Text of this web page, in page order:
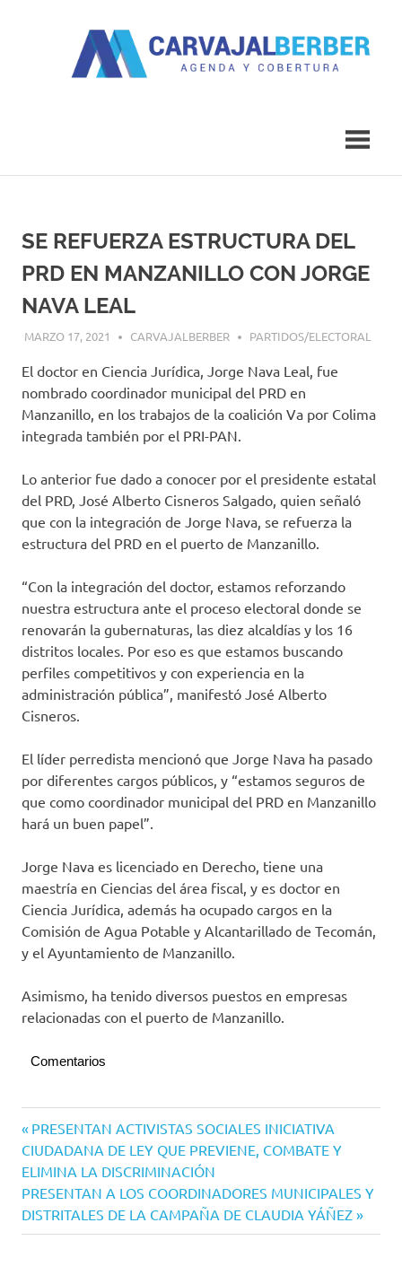
SE REFUERZA ESTRUCTURA DEL
PRD EN MANZANILLO CON JORGE
NAVA LEAL
MARZO 17, 2021 CARVAJALBERBER PARTIDOS/ELECTORAL
El doctor en Ciencia Jurídica, Jorge Nava Leal, fue
nombrado coordinador municipal del PRD en
Manzanillo, en los trabajos de la coalición Va por Colima
integrada también por el PRI-PAN.
Lo anterior fue dado a conocer por el presidente estatal
del PRD, José Alberto Cisneros Salgado, quien señaló
que con la integración de Jorge Nava, se refuerza la
estructura del PRD en el puerto de Manzanillo.
“Con la integración del doctor, estamos reforzando
nuestra estructura ante el proceso electoral donde se
renovarán la gubernaturas, las diez alcaldías y los 16
distritos locales. Por eso es que estamos buscando
perfiles competitivos y con experiencia en la
administración pública”, manifestó José Alberto
Cisneros.
El líder perredista mencionó que Jorge Nava ha pasado
por diferentes cargos públicos, y “estamos seguros de
que como coordinador municipal del PRD en Manzanillo
hará un buen papel”.
Jorge Nava es licenciado en Derecho, tiene una
maestría en Ciencias del área fiscal, y es doctor en
Ciencia Jurídica, además ha ocupado cargos en la
Comisión de Agua Potable y Alcantarillado de Tecomán,
y el Ayuntamiento de Manzanillo.
Asimismo, ha tenido diversos puestos en empresas
relacionadas con el puerto de Manzanillo.
Comentarios
Navegación
de
entradas
Entrada
anterior:
PRESENTAN ACTIVISTAS SOCIALES INICIATIVA
CIUDADANA DE LEY QUE PREVIENE, COMBATE Y
ELIMINA LA DISCRIMINACIÓN
Siguiente
entrada:
PRESENTAN A LOS COORDINADORES MUNICIPALES Y
DISTRITALES DE LA CAMPAÑA DE CLAUDIA YÁÑEZ